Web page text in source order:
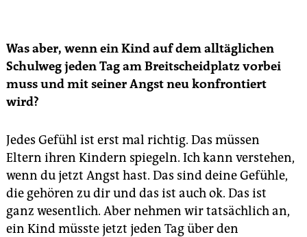
Was aber, wenn ein Kind auf dem alltäglichen
Schulweg jeden Tag am Breitscheidplatz vorbei
muss und mit seiner Angst neu konfrontiert
wird?
Jedes Gefühl ist erst mal richtig. Das müssen
Eltern ihren Kindern spiegeln. Ich kann verstehen,
wenn du jetzt Angst hast. Das sind deine Gefühle,
die gehören zu dir und das ist auch ok. Das ist
ganz wesentlich. Aber nehmen wir tatsächlich an,
ein Kind müsste jetzt jeden Tag über den